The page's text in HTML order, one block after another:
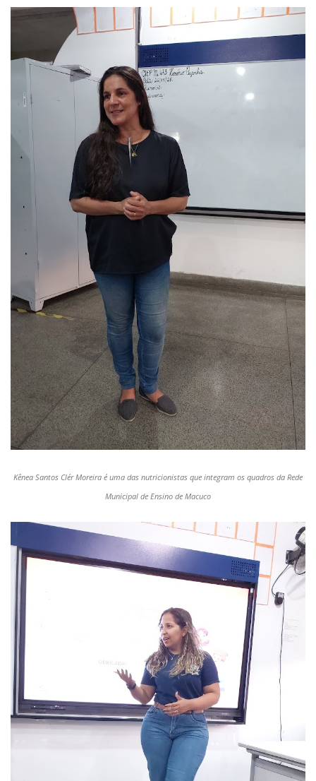
Kênea Santos Clér Moreira é uma das nutricionistas que integram os quadros da Rede
Municipal de Ensino de Macuco